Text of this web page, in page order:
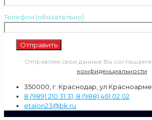
Телефон (обязательно)
Отправляя свои данные Вы
конфиденциальности
350000, г. Краснодар, ул
8 (989) 210 31 31, 8 (988) 461 02 02
etalon23@bk.ru